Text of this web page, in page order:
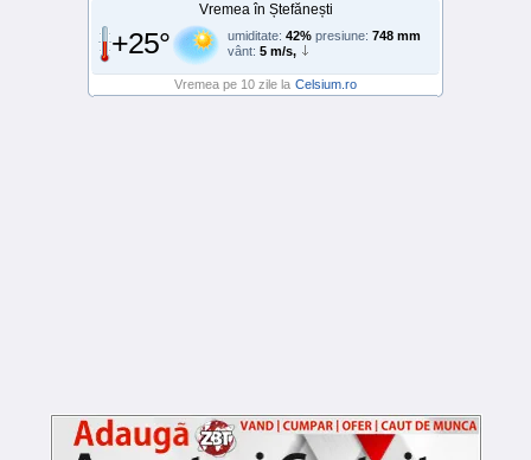
Vremea în Ștefănești
+25° umiditate: 42% presiune: 748 mm
vânt: 5 m/s,
Vremea pe 10 zile la Celsium.ro